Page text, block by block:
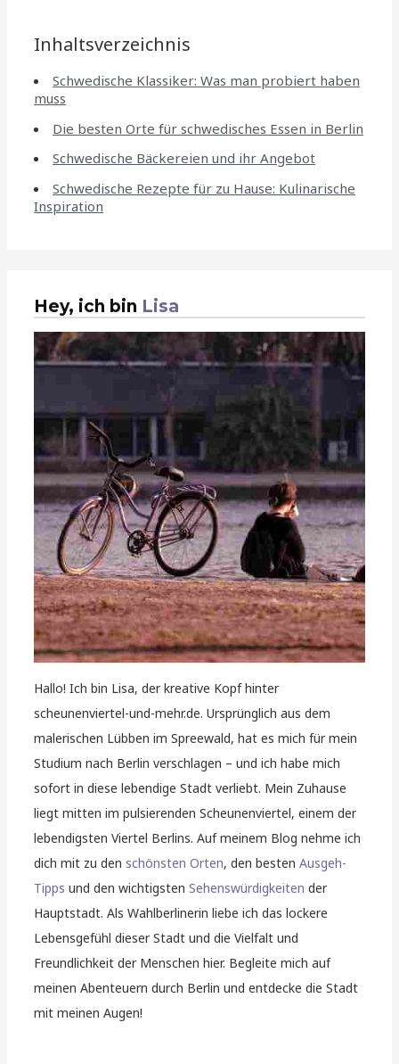
Inhaltsverzeichnis
Schwedische Klassiker: Was man probiert haben
muss
Die besten Orte für schwedisches Essen in Berlin
Schwedische Bäckereien und ihr Angebot
Schwedische Rezepte für zu Hause: Kulinarische
Inspiration
Hey, ich bin Lisa
Hallo! Ich bin Lisa, der kreative Kopf hinter
scheunenviertel-und-mehr.de. Ursprünglich aus dem
malerischen Lübben im Spreewald, hat es mich für mein
Studium nach Berlin verschlagen – und ich habe mich
sofort in diese lebendige Stadt verliebt. Mein Zuhause
liegt mitten im pulsierenden Scheunenviertel, einem der
lebendigsten Viertel Berlins. Auf meinem Blog nehme ich
dich mit zu denschönsten Orten, den bestenAusgeh-
Tipps und den wichtigstenSehenswürdigkeiten der
Hauptstadt. Als Wahlberlinerin liebe ich das lockere
Lebensgefühl dieser Stadt und die Vielfalt und
Freundlichkeit der Menschen hier. Begleite mich auf
meinen Abenteuern durch Berlin und entdecke die Stadt
mit meinen Augen!